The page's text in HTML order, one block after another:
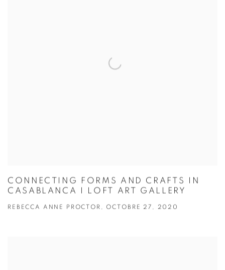
CONNECTING FORMS AND CRAFTS IN
CASABLANCA I LOFT ART GALLERY
REBECCA ANNE PROCTOR, OCTOBRE 27, 2020